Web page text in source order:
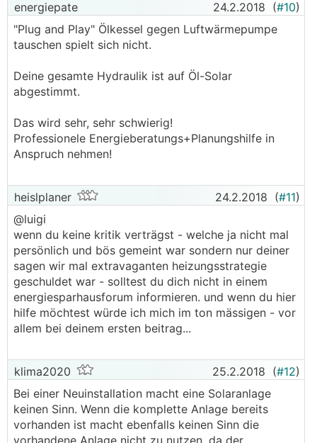
energiepate 24.2.2018 (#10)
"Plug and Play" Ölkessel gegen Luftwärmepumpe
tauschen spielt sich nicht.
Deine gesamte Hydraulik ist auf Öl-Solar
abgestimmt.
Das wird sehr, sehr schwierig!
Professionele Energieberatungs+Planungshilfe in
Anspruch nehmen!
heislplaner 24.2.2018 (#11)
@luigi
wenn du keine kritik verträgst - welche ja nicht mal
persönlich und bös gemeint war sondern nur deiner
sagen wir mal extravaganten heizungsstrategie
geschuldet war - solltest du dich nicht in einem
energiesparhausforum informieren. und wenn du hier
hilfe möchtest würde ich mich im ton mässigen - vor
allem bei deinem ersten beitrag...
klima2020 25.2.2018 (#12)
Bei einer Neuinstallation macht eine Solaranlage
keinen Sinn. Wenn die komplette Anlage bereits
vorhanden ist macht ebenfalls keinen Sinn die
vorhandene Anlage nicht zu nutzen, da der